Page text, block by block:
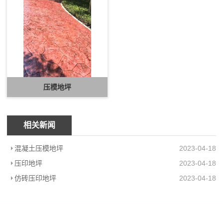
压模地坪
相关新闻
混凝土压模地坪
2023-04-18
压印地坪
2023-04-18
仿砖压印地坪
2023-04-18